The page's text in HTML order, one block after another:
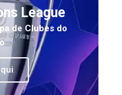
League
de Clubes do